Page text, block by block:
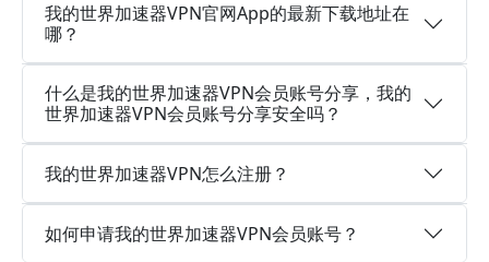
我的世界加速器VPN官网App的最新下载地址在
哪？
什么是我的世界加速器VPN会员账号分享，我的
世界加速器VPN会员账号分享安全吗？
我的世界加速器VPN怎么注册？
如何申请我的世界加速器VPN会员账号？